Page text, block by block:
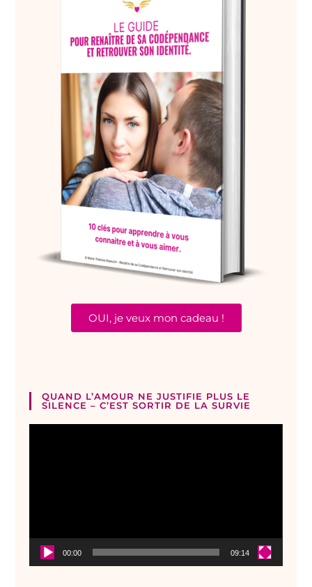
OUI, je veux mon cadeau !
QUAND L’AMOUR NE JUSTIFIE PLUS LE
SILENCE – C’EST SORTIR DE LA SURVIE
00:00 09:14